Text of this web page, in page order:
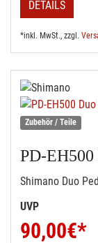
DETAILS
*inkl. MwSt., zzgl.
Zubehör / Teile
PD-
Shimano Duo
UVP
90,00€*